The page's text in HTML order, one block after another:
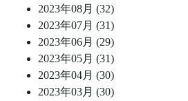
2023年08月 (32)
2023年07月 (31)
2023年06月 (29)
2023年05月 (31)
2023年04月 (30)
2023年03月 (30)